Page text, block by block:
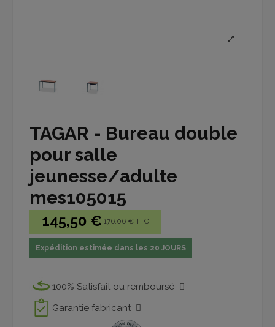
TAGAR - Bureau double
pour salle
jeunesse/adulte
mes105015
145,50 € 176.06 € TTC
Expédition estimée dans les 20 JOURS
100% Satisfait ou remboursé
Garantie fabricant